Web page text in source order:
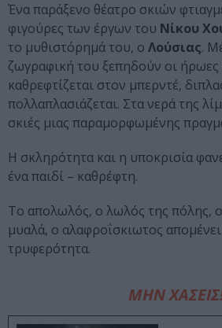
Ένα παράξενο θέατρο σκιών
φιγούρες των έργων του Νίκου
το μυθιστόρημά του, ο Λούσιας.
ζωγραφική του ξεπηδούν οι
καθρεφτίζεται στον μπερντέ,
πολλαπλασιάζεται. Στα νερά της
σκιές μιας παραμορφωμένης
Η σκληρότητα και η υποκρισία
ένα παιδί – καθρέφτη.
Το απολωλός, ο λωλός της πόλης,
μυαλά, ο αλαφροΐσκιωτος
τρυφερότητα.
ΜΗΝ